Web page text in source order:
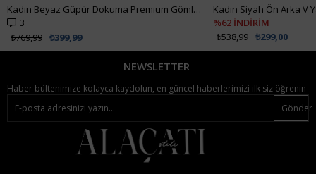
Kadın Beyaz Güpür Dokuma Premıum Gömlek ALC-X4366
3
₺399,99
₺769,99
%62 İNDİRİM
₺299,00
₺538,99
NEWSLETTER
Haber bültenimize kolayca kaydolun, en güncel haberlerimizi ilk siz öğrenin
Gönder